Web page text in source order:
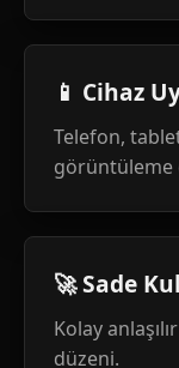
📱 Cihaz
Telefon,
görüntüleme
🚀 Sade
Kolay
düzeni.